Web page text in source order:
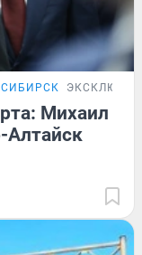
ЭКСКЛЮЗИВ
Михаил
Алтайск